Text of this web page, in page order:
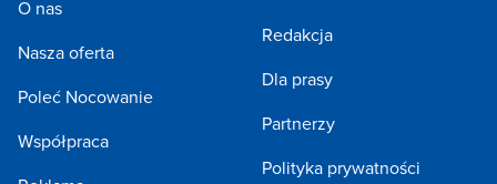
O nas
Nasza oferta
Poleć Nocowanie
Współpraca
Redakcja
Dla prasy
Partnerzy
Polityka prywatności